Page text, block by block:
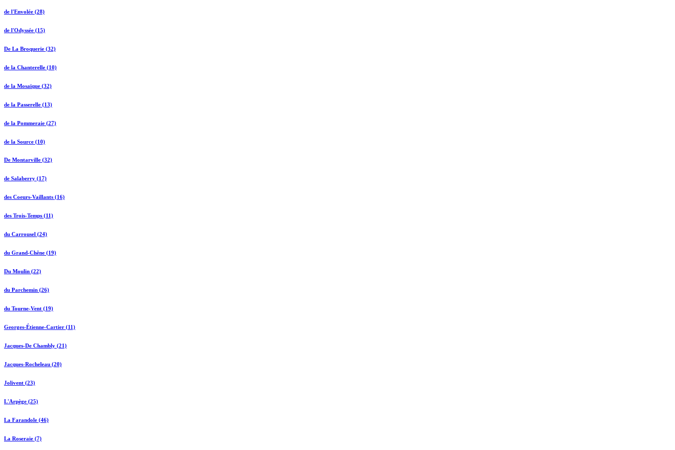
de l'Envolée (28)
de l'Odyssée (15)
De La Broquerie (32)
de la Chanterelle (10)
de la Mosaïque (32)
de la Passerelle (13)
de la Pommeraie (27)
de la Source (10)
De Montarville (32)
de Salaberry (17)
des Coeurs-Vaillants (16)
des Trois-Temps (11)
du Carrousel (24)
du Grand-Chêne (19)
Du Moulin (22)
du Parchemin (26)
du Tourne-Vent (19)
Georges-Étienne-Cartier (11)
Jacques-De Chambly (21)
Jacques-Rocheleau (20)
Jolivent (23)
L'Arpège (25)
La Farandole (46)
La Roseraie (7)